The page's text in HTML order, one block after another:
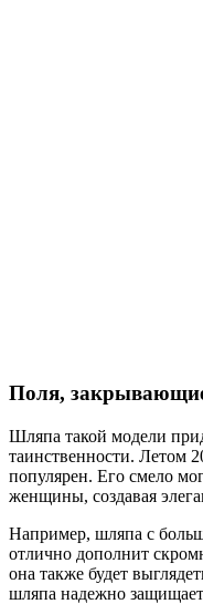
Поля,
Шляпа такой модели
таинственности. Летом
популярен. Его смело
женщины, создавая
Например, шляпа с
отлично дополнит
она также будет
шляпа надежно защищает